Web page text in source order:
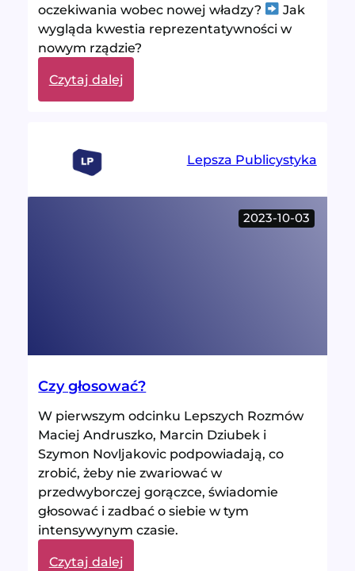
oczekiwania wobec nowej władzy?
Jak
wygląda kwestia reprezentatywności w
nowym rządzie?
Czytaj dalej:
Nowy
Lepsza Publicystyka
2023-10-03
Czy głosować?
W pierwszym odcinku Lepszych Rozmów
Maciej Andruszko, Marcin Dziubek i
Szymon Novljakovic podpowiadają, co
zrobić, żeby nie zwariować w
przedwyborczej gorączce, świadomie
głosować i zadbać o siebie w tym
intensywynym czasie.
Czytaj dalej: